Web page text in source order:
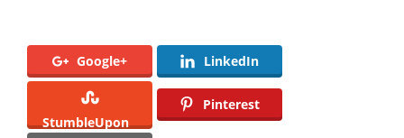
acciones
en
beneficio
de
Google+ LinkedIn
StumbleUpon
Pinterest